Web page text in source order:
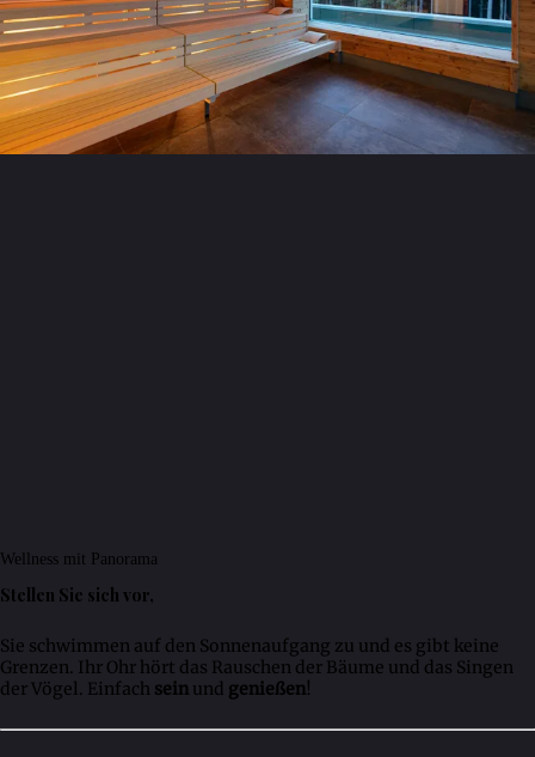
Wellness mit Panorama
Stellen Sie sich vor,
Sie schwimmen auf den Sonnenaufgang zu und es gibt keine
Grenzen. Ihr Ohr hört das Rauschen der Bäume und das Singen
der Vögel. Einfach sein und genießen!